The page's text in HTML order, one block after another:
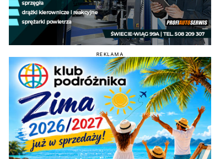
REKLAMA